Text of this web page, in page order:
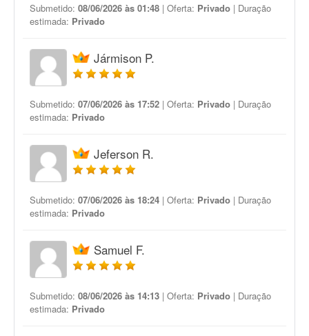
Submetido: 08/06/2026 às 01:48 | Oferta: Privado | Duração
estimada: Privado
Jármison P.
Submetido: 07/06/2026 às 17:52 | Oferta: Privado | Duração
estimada: Privado
Jeferson R.
Submetido: 07/06/2026 às 18:24 | Oferta: Privado | Duração
estimada: Privado
Samuel F.
Submetido: 08/06/2026 às 14:13 | Oferta: Privado | Duração
estimada: Privado